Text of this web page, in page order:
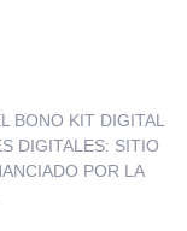
BONO KIT DIGITAL
DIGITALES: SITIO
POR LA